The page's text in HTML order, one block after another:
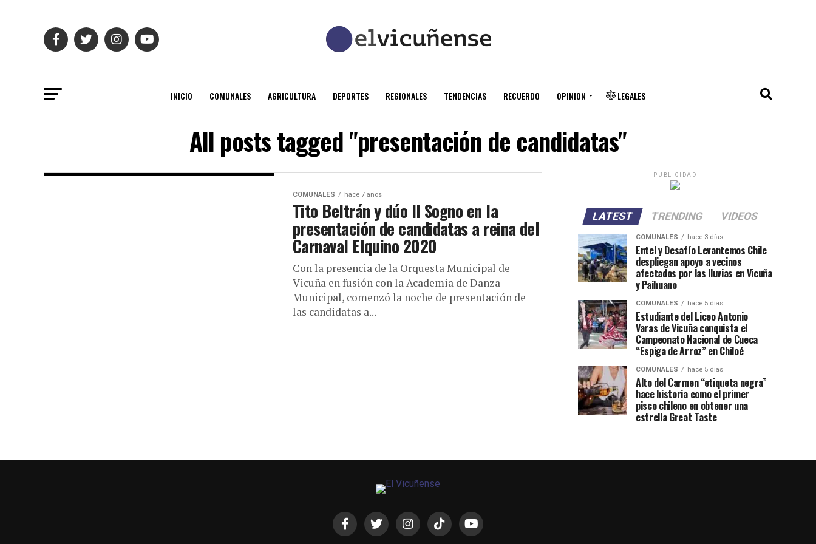
INICIO COMUNALES AGRICULTURA DEPORTES REGIONALES TENDENCIAS RECUERDO OPINION LEGALES
All posts tagged "presentación de candidatas"
COMUNALES hace 7 años
Tito Beltrán y dúo Il Sogno en la
presentación de candidatas a reina del
Carnaval Elquino 2020
Con la presencia de la Orquesta Municipal de
Vicuña en fusión con la Academia de Danza
Municipal, comenzó la noche de presentación de
las candidatas a...
PUBLICIDAD
LATEST TRENDING VIDEOS
COMUNALES hace 3 días
Entel y Desafío Levantemos Chile
despliegan apoyo a vecinos
afectados por las lluvias en Vicuña
y Paihuano
COMUNALES hace 5 días
Estudiante del Liceo Antonio
Varas de Vicuña conquista el
Campeonato Nacional de Cueca
“Espiga de Arroz” en Chiloé
COMUNALES hace 5 días
Alto del Carmen “etiqueta negra”
hace historia como el primer
pisco chileno en obtener una
estrella Great Taste